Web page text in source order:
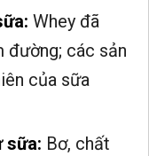
Whey đã
đường; các sản
của sữa
sữa: Bơ, chất